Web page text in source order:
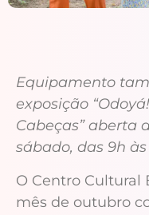
Equipamento
exposição
Cabeças” aberta
sábado, das 9h às
O Centro Cultural
mês de outubro